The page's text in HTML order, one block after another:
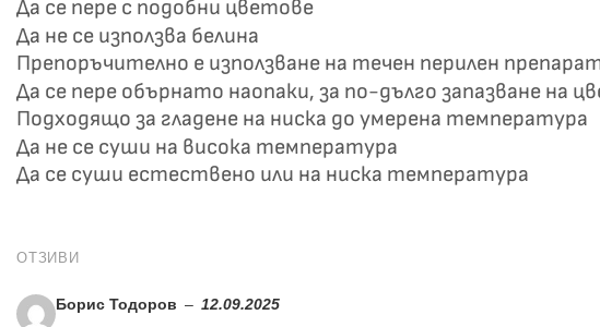
Да се пере с подобни цветове
Да не се използва белина
Препоръчително е използване на течен перилен
Да се пере обърнато наопаки, за по-дълго запазване на
Подходящо за гладене на ниска до умерена температура
Да не се суши на висока температура
Да се суши естествено или на ниска температура
ОТЗИВИ
Борис Тодоров – 12.09.2025